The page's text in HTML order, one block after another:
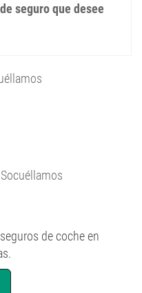
seguro que desee
de coche en